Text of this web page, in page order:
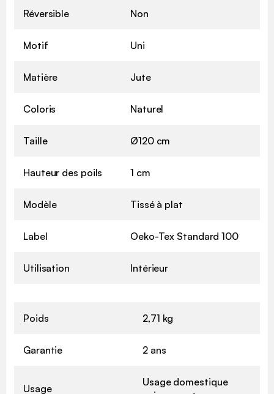
Réversible Non
Motif Uni
Matière Jute
Coloris Naturel
Taille Ø120 cm
Hauteur des poils 1 cm
Modèle Tissé à plat
Label Oeko-Tex Standard 100
Utilisation Intérieur
Poids 2,71 kg
Garantie 2 ans
Usage
Usage domestique